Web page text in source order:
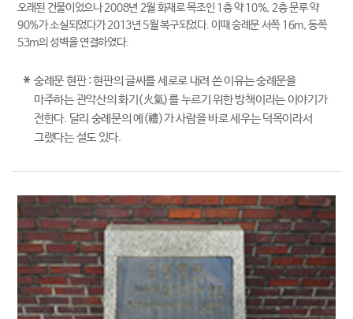
오래된 건물이었으나 2008년 2월 화재로 목조인 1층 약 10%, 2층 문루 약
90%가 소실되었다가 2013년 5월 복구되었다. 이때 숭례문 서쪽 16m, 동쪽
53m의 성벽을 연결하였다.
* 숭례문 현판 : 현판의 글씨를 세로로 내려 쓴 이유는 숭례문을
마주하는 관악산의 화기(火氣)를 누르기 위한 방책이라는 이야기가
전한다. 달리 숭례문의 예(禮)가 사람을 바로 세우는 덕목이라서
그랬다는 설도 있다.